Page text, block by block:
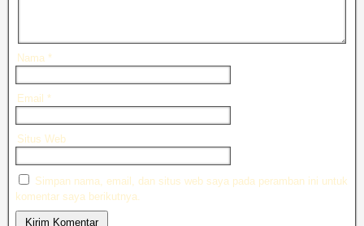
Nama *
Email *
Situs Web
Simpan nama, email, dan situs web saya pada peramban ini untuk
komentar saya berikutnya.